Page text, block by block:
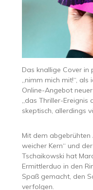
Das knallige Cover
„nimm mich mit!“,
Online-Angebot
„das Thriller-Ereignis
skeptisch, allerdings
Mit dem abgebrühten
weicher Kern“ und
Tschaikowski hat
Ermittlerduo in den
Spaß gemacht, den
verfolgen.